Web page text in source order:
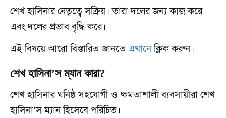
শেখ হাসিনার নেতৃত্বে সক্রিয়। তারা দলের জন্য কাজ করে
এবং দলের প্রভাব বৃদ্ধি করে।
এই বিষয়ে আরো বিস্তারিত জানতে এখানেক্লিক করুন।
শেখ হাসিনা’স ম্যান কারা?
শেখ হাসিনার ঘনিষ্ঠ সহযোগী ও ক্ষমতাশালী ব্যবসায়ীরা শেখ
হাসিনা’স ম্যান হিসেবে পরিচিত।